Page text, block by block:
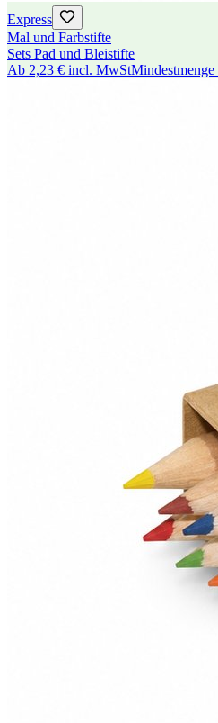
Express
Mal und Farbstifte
Sets Pad und Bleistifte
Ab 2,23 € incl. MwStMindestmenge